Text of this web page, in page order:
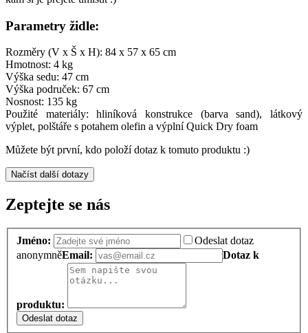
Parametry židle:
Rozměry (V x Š x H): 84 x 57 x 65 cm
Hmotnost: 4 kg
Výška sedu: 47 cm
Výška područek: 67 cm
Nosnost: 135 kg
Použité materiály: hliníková konstrukce (barva sand), látkový
výplet, polštáře s potahem olefin a výplní Quick Dry foam
Můžete být první, kdo položí dotaz k tomuto produktu :)
Načíst další dotazy
Zeptejte se nás
Jméno:
Odeslat dotaz
anonymněEmail: Dotaz k
produktu:
Odeslat dotaz